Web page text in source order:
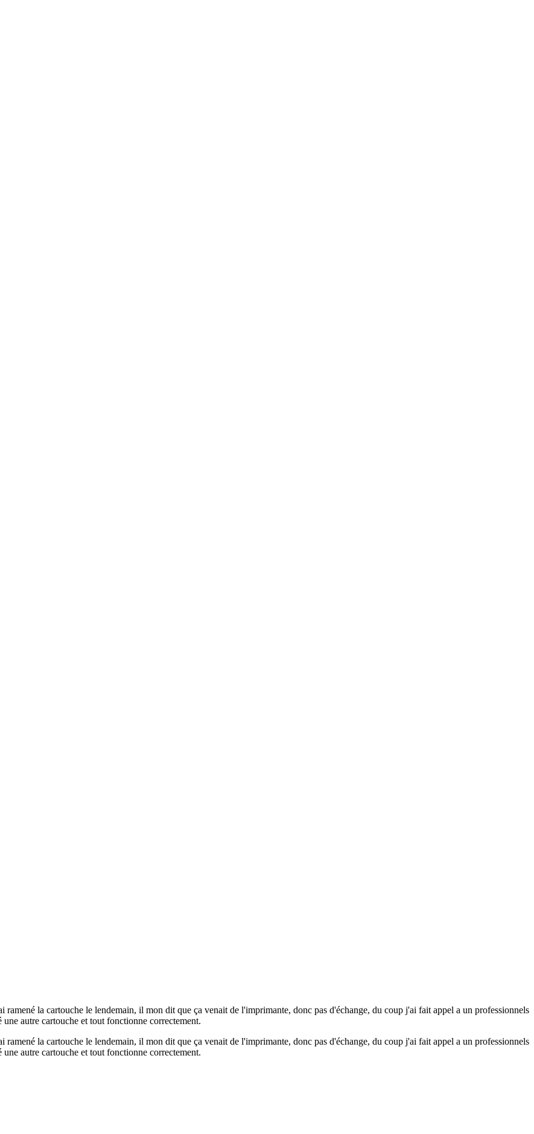
la cartouche le lendemain, il mon dit que ça venait de l'imprimante, donc pas d'échange, du coup j'ai fait appel a un professionnels
autre cartouche et tout fonctionne correctement.
la cartouche le lendemain, il mon dit que ça venait de l'imprimante, donc pas d'échange, du coup j'ai fait appel a un professionnels
autre cartouche et tout fonctionne correctement.